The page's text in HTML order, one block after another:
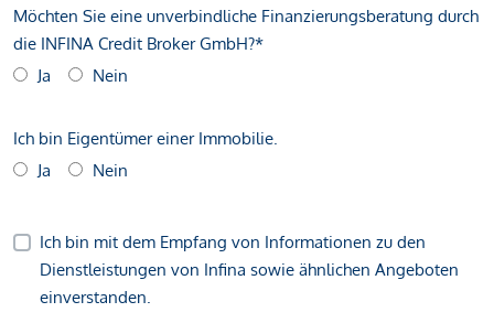
Möchten Sie eine unverbindliche Finanzierungsberatung durch
die INFINA Credit Broker GmbH?*
Ja
Nein
Ich bin Eigentümer einer Immobilie.
Ja
Nein
Ich bin mit dem Empfang von Informationen zu den
Dienstleistungen von Infina sowie ähnlichen Angeboten
einverstanden.